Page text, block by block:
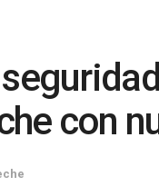
con